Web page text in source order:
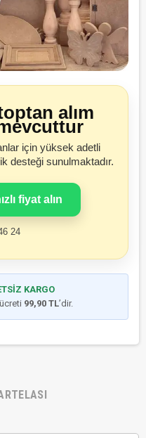
alım
için yüksek adetli
desteği sunulmaktadır.
fiyat alın
24
KARGO
99,90 TL’dir.